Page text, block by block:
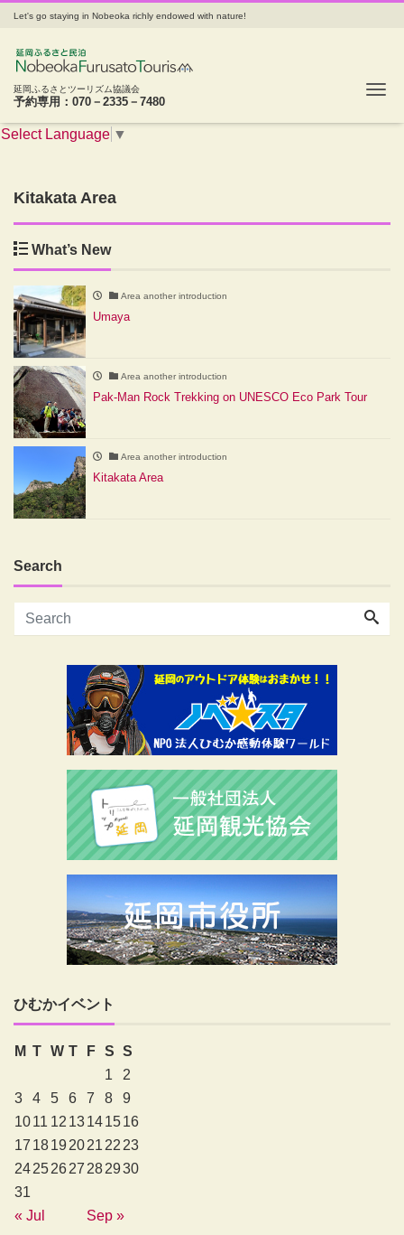
Let's go staying in Nobeoka richly endowed with nature!
延岡ふるさとツーリズム協議会
予約専用：070－2335－7480
Select Language ▼
Kitakata Area
What’s New
Area another introduction
Umaya
Area another introduction
Pak-Man Rock Trekking on UNESCO Eco Park Tour
Area another introduction
Kitakata Area
Search
ひむかイベント
M T W T F S S
1
2
3
4 5 6 7 8
9
1011 12 13141516
17 181920212223
24252627282930
31
« Jul
Sep »